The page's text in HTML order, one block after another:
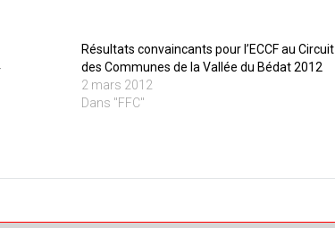
Résultats convaincants pour l’ECCF au Circuit
des Communes de la Vallée du Bédat 2012
2 mars 2012
Dans "FFC"